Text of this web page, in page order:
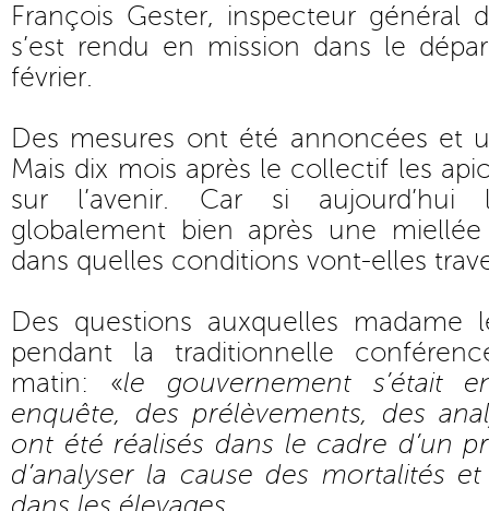
François Gester, inspecteur général
s’est rendu en mission dans le
février.
Des mesures ont été annoncées et
Mais dix mois après le collectif les
sur l’avenir. Car si
globalement bien après une
dans quelles conditions vont-elles
Des questions auxquelles madame
pendant la traditionnelle
matin: «le gouvernement s’était
enquête, des prélèvements, des
ont été réalisés dans le cadre d’un
d’analyser la cause des mortalités